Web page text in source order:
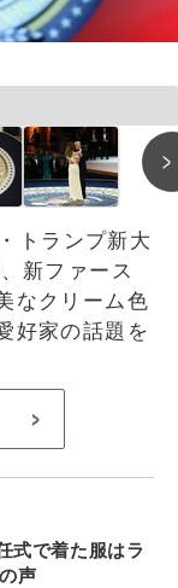
トランプ新大
新ファース
なクリーム色
好家の話題を
>
式で着た服はラ
声